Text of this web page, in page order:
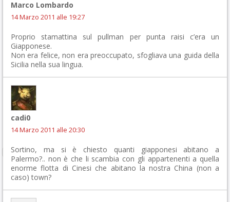
Marco Lombardo
14 Marzo 2011 alle 19:27
Proprio stamattina sul pullman per punta raisi c’era un
Giapponese.
Non era felice, non era preoccupato, sfogliava una guida della
Sicilia nella sua lingua.
cadi0
14 Marzo 2011 alle 20:30
Sortino, ma si è chiesto quanti giapponesi abitano a
Palermo?.. non è che li scambia con gli appartenenti a quella
enorme flotta di Cinesi che abitano la nostra China (non a
caso) town?